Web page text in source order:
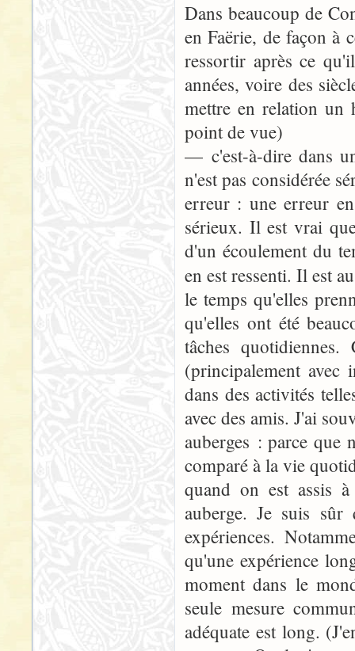
Dans beaucoup de
en Faërie, de façon à
ressortir après ce
années, voire des
mettre en relation un
point de vue)
— c'est-à-dire dans
n'est pas considérée
erreur : une erreur
sérieux. Il est vrai
d'un écoulement du
en est ressenti. Il est
le temps qu'elles
qu'elles ont été
tâches
(principalement avec
dans des activités
avec des amis. J'ai
auberges : parce que
comparé à la vie
quand on est assis
auberge. Je suis
expériences.
qu'une expérience
moment dans le
seule mesure
adéquate est long.